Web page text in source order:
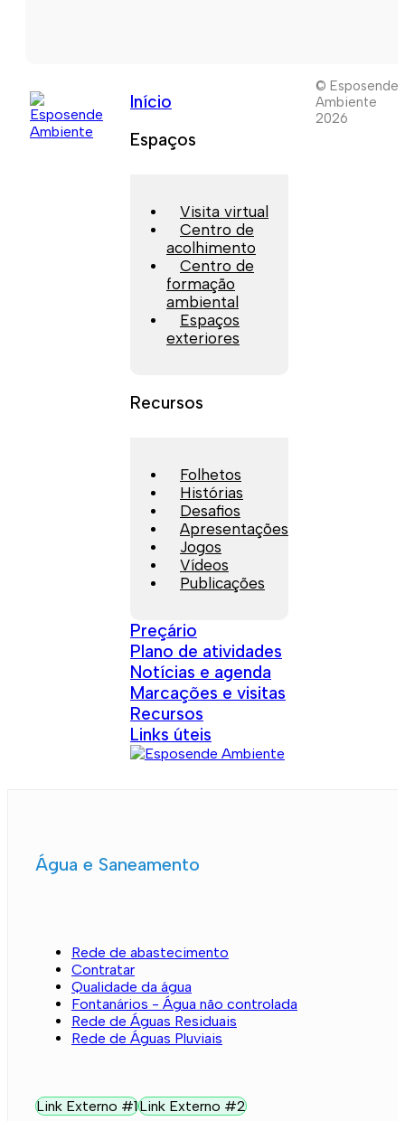
Início
Espaços
Visita virtual
Centro de
acolhimento
Centro de
formação
ambiental
Espaços
exteriores
Recursos
Folhetos
Histórias
Desafios
Apresentações
Jogos
Vídeos
Publicações
Preçário
Plano de atividades
Notícias e agenda
Marcações e visitas
Recursos
Links úteis
© Esposende
Ambiente
2026
Água e Saneamento
Rede de abastecimento
Contratar
Qualidade da água
Fontanários - Água não controlada
Rede de Águas Residuais
Rede de Águas Pluviais
Link Externo #1Link Externo #2